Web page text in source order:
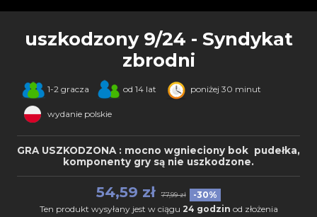
uszkodzony 9/24 - Syndykat
zbrodni
1-2 gracza od 14 lat poniżej 30 minut
wydanie polskie
GRA USZKODZONA : mocno wgnieciony bok pudełka,
komponenty gry są nie uszkodzone.
54,59 zł 77,99 zł
-30%
Ten produkt wysyłany jest w ciągu 24 godzin od złożenia